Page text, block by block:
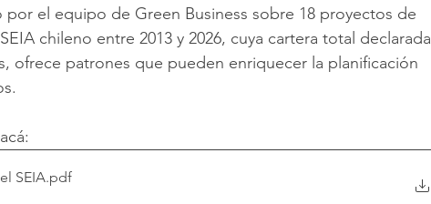
por el equipo de Green Business sobre 18 proyectos de
chileno entre 2013 y 2026, cuya cartera total declarada
ofrece patrones que pueden enriquecer la planificación
SEIA.pdf